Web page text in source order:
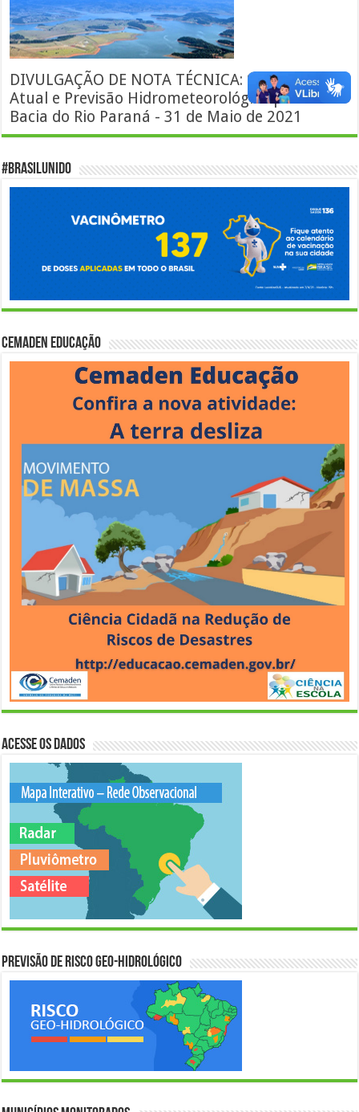
DIVULGAÇÃO DE NOTA TÉCNICA: Situação
Atual e Previsão Hidrometeorológica para a
Bacia do Rio Paraná - 31 de Maio de 2021
#BrasilUnido
Cemaden Educação
Acesse os Dados
Previsão de Risco Geo-Hidrológico